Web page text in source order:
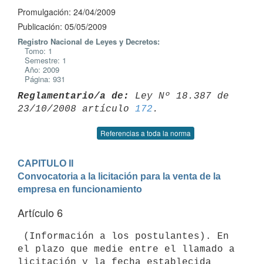
Promulgación: 24/04/2009
Publicación: 05/05/2009
Registro Nacional de Leyes y Decretos:
Tomo: 1
Semestre: 1
Año: 2009
Página: 931
Reglamentario/a de:
Ley Nº 18.387 de
23/10/2008 artículo 172
Referencias a toda la norma
CAPITULO II
Convocatoria a la licitación para la venta de la
empresa en funcionamiento
Artículo 6
el plazo que medie entre el llamado a